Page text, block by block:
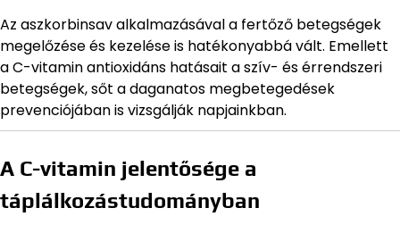
Az aszkorbinsav alkalmazásával a fertőző betegségek
megelőzése és kezelése is hatékonyabbá vált. Emellett
a C-vitamin antioxidáns hatásait a szív- és érrendszeri
betegségek, sőt a daganatos megbetegedések
prevenciójában is vizsgálják napjainkban.
A C-vitamin jelentősége a
táplálkozástudományban